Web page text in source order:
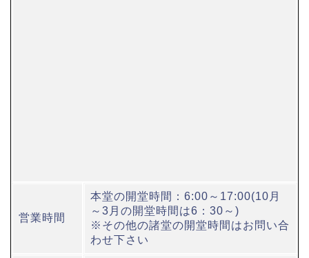
営業時間
本堂の開堂時間：6:00～17:00(10月
～3月の開堂時間は6：30～)
※その他の諸堂の開堂時間はお問い合
わせ下さい